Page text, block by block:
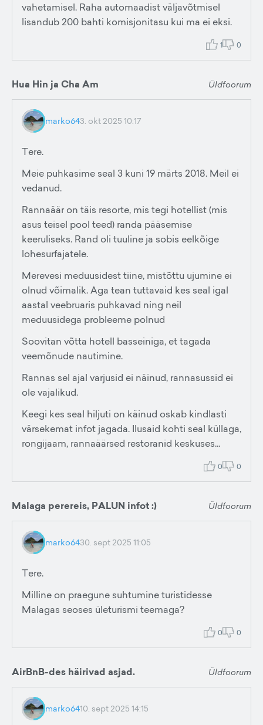
vahetamisel. Raha automaadist väljavõtmisel
lisandub 200 bahti komisjonitasu kui ma ei eksi.
1 0
Hua Hin ja Cha Am Üldfoorum
marko643. okt 2025 10:17
Tere.
Meie puhkasime seal 3 kuni 19 märts 2018. Meil ei
vedanud.
Rannaäär on täis resorte, mis tegi hotellist (mis
asus teisel pool teed) randa pääsemise
keeruliseks. Rand oli tuuline ja sobis eelkõige
lohesurfajatele.
Merevesi meduusidest tiine, mistõttu ujumine ei
olnud võimalik. Aga tean tuttavaid kes seal igal
aastal veebruaris puhkavad ning neil
meduusidega probleeme polnud
Soovitan võtta hotell basseiniga, et tagada
veemõnude nautimine.
Rannas sel ajal varjusid ei näinud, rannasussid ei
ole vajalikud.
Keegi kes seal hiljuti on käinud oskab kindlasti
värsekemat infot jagada. Ilusaid kohti seal küllaga,
rongijaam, rannaäärsed restoranid keskuses...
0 0
Malaga perereis, PALUN infot :) Üldfoorum
marko6430. sept 2025 11:05
Tere.
Milline on praegune suhtumine turistidesse
Malagas seoses ületurismi teemaga?
0 0
AirBnB-des häirivad asjad. Üldfoorum
marko6410. sept 2025 14:15